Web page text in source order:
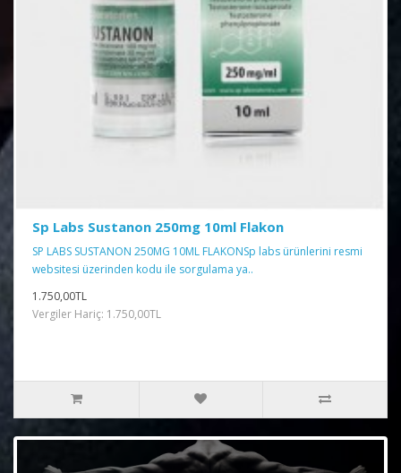
Sp Labs Sustanon 250mg 10ml Flakon
SP LABS SUSTANON 250MG 10ML FLAKONSp labs ürünlerini resmi
websitesi üzerinden kodu ile sorgulama ya..
1.750,00TL
Vergiler Hariç: 1.750,00TL